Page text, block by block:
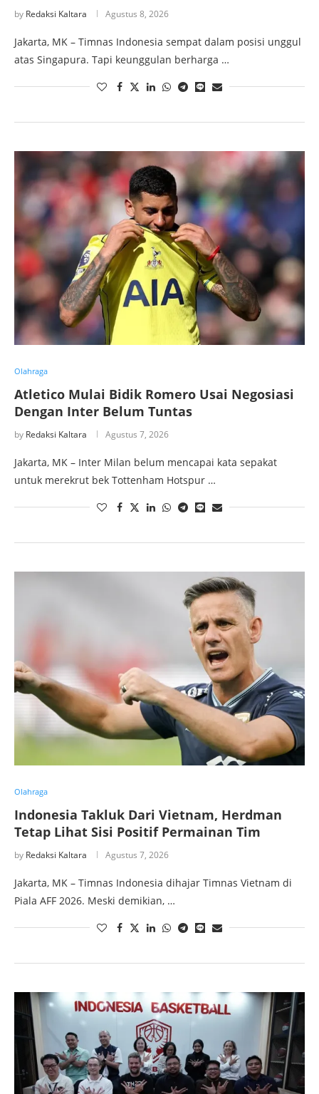
by Redaksi Kaltara Agustus 8, 2026
Jakarta, MK – Timnas Indonesia sempat dalam posisi unggul
atas Singapura. Tapi keunggulan berharga …
Olahraga
Atletico Mulai Bidik Romero Usai Negosiasi
Dengan Inter Belum Tuntas
by Redaksi Kaltara Agustus 7, 2026
Jakarta, MK – Inter Milan belum mencapai kata sepakat
untuk merekrut bek Tottenham Hotspur …
Olahraga
Indonesia Takluk Dari Vietnam, Herdman
Tetap Lihat Sisi Positif Permainan Tim
by Redaksi Kaltara Agustus 7, 2026
Jakarta, MK – Timnas Indonesia dihajar Timnas Vietnam di
Piala AFF 2026. Meski demikian, …